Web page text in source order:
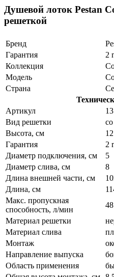
Душевой лоток Pestan
решеткой
Бренд
Гарантия
2
Коллекция
Модель
Страна
Артикул
Вид решетки
Высота, см
12
Гарантия
2
Диаметр подключения, см
5
Диаметр слива, см
8
Длина внешней части, см
Длина, см
Макс. пропускная
способность, л/мин
48
Материал решетки
Материал слива
Монтаж
Направление выпуска
Область применения